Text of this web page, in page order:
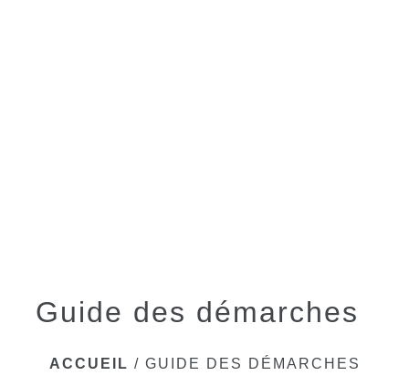
Guide des démarches
ACCUEIL / GUIDE DES DÉMARCHES